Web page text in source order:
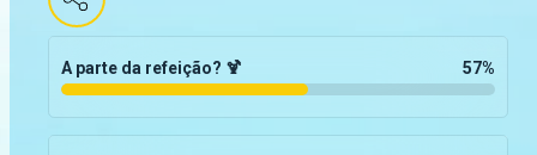
A parte da refeição? 🍹 57%